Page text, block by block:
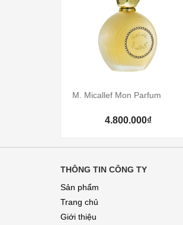
M. Micallef Mon Parfum
4.800.000₫
THÔNG TIN CÔNG TY
Sản phẩm
Trang chủ
Giới thiệu